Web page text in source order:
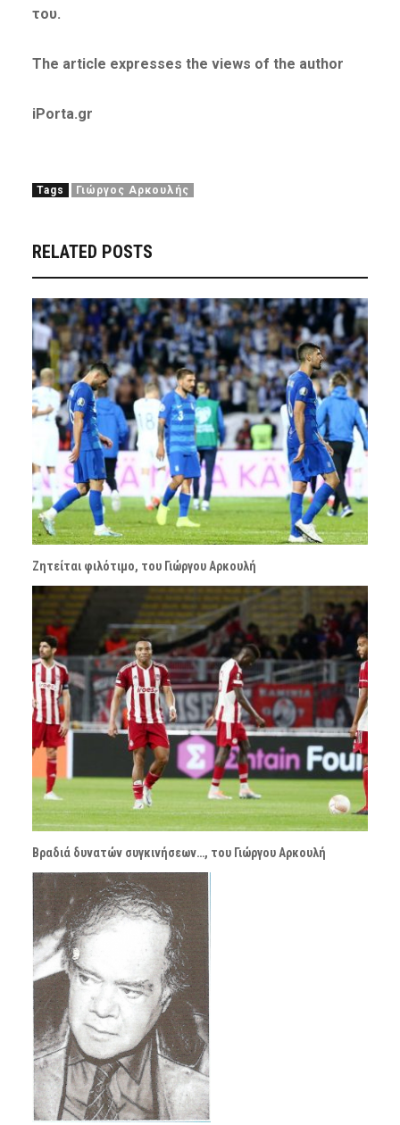
του.
The article expresses the views of the author
iPorta.gr
Tags Γιώργος Αρκουλής
RELATED POSTS
Ζητείται φιλότιμο, του Γιώργου Αρκουλή
Βραδιά δυνατών συγκινήσεων…, του Γιώργου Αρκουλή